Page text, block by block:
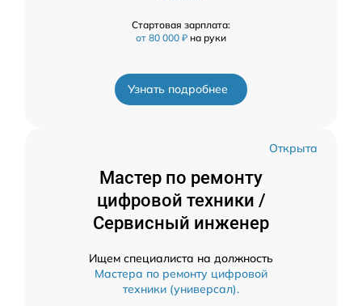
Стартовая зарплата:
от 80 000 ₽ на руки
Узнать подробнее
Открыта
Мастер по ремонту
цифровой техники /
Сервисный инженер
Ищем специалиста на должность
Мастера по ремонту цифровой
техники (универсал).